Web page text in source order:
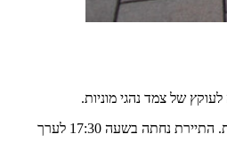
התיירת נחתה בישראל בטיסה מארצות הברית במטרה להצטרף לטיול מאורגן. הטיסה שלה איחרה במועד הנחיתה והיא פספסה את ההסעה של הקבוצה, שהחלה את המסע שלה באילת. התיירת נחתה בשעה 17:30 לערך